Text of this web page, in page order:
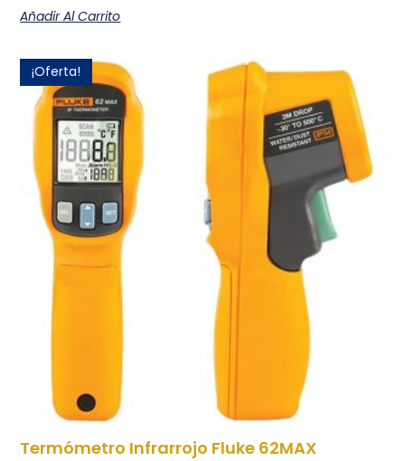
Añadir Al Carrito
¡Oferta!
Termómetro Infrarrojo Fluke 62MAX